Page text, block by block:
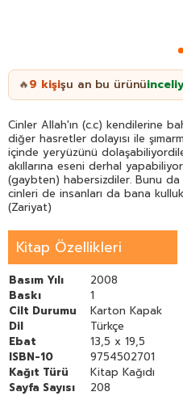
🔥9 kişişu an bu ürünü
Cinler Allah'ın (c.c) kendilerine
diğer hasretler dolayısı ile
içinde yeryüzünü
akıllarına eseni derhal
(gaybten) habersizdiler. Bunu da
cinleri de insanları da bana
(Zariyat)
Kitap Özellikleri
Basım Yılı
2008
Baskı
1
Cilt Durumu
Karton Kapak
Dil
Türkçe
Ebat
13,5 x 19,5
ISBN-10
9754502701
Kağıt Türü
Kitap Kağıdı
Sayfa Sayısı
208